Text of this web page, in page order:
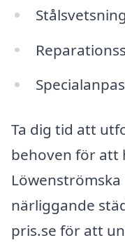
Stålsvetsning
Ta dig tid att
behoven för att
närliggande
pris.se för att